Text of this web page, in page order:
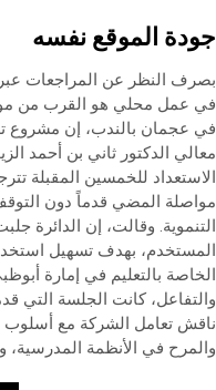
جودة الموقع نفسه
بصرف النظر عن المراجعات عبر
في عمل محلي هو القرب من
في عجمان بالندب، إن مشروع
معالي الدكتور ثاني بن أحمد
الاستعداد للخمسين المقبلة
مواصلة المضي قدماً دون
التنموية. وقالت، إن
المستخدم، بهدف تسهيل
الخاصة بالتعليم في إمارة
والتفاعل، كانت الجلسة التي
ناقش تعامل الشركة مع أسلوب
والمرح في الأنظمة